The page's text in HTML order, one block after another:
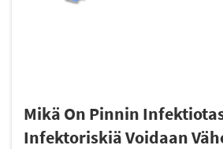
Mikä On Pinnin
Infektoriskiä Voidaan